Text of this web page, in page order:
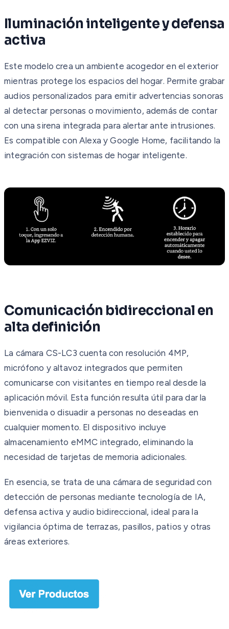
Iluminación inteligente y defensa
activa
Este modelo crea un ambiente acogedor en el exterior
mientras protege los espacios del hogar. Permite grabar
audios personalizados para emitir advertencias sonoras
al detectar personas o movimiento, además de contar
con una sirena integrada para alertar ante intrusiones.
Es compatible con Alexa y Google Home, facilitando la
integración con sistemas de hogar inteligente.
Comunicación bidireccional en
alta definición
La cámara CS-LC3 cuenta con resolución 4MP,
micrófono y altavoz integrados que permiten
comunicarse con visitantes en tiempo real desde la
aplicación móvil. Esta función resulta útil para dar la
bienvenida o disuadir a personas no deseadas en
cualquier momento. El dispositivo incluye
almacenamiento eMMC integrado, eliminando la
necesidad de tarjetas de memoria adicionales.
En esencia, se trata de una cámara de seguridad con
detección de personas mediante tecnología de IA,
defensa activa y audio bidireccional, ideal para la
vigilancia óptima de terrazas, pasillos, patios y otras
áreas exteriores.